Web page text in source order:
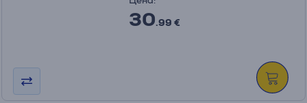
30.99 €